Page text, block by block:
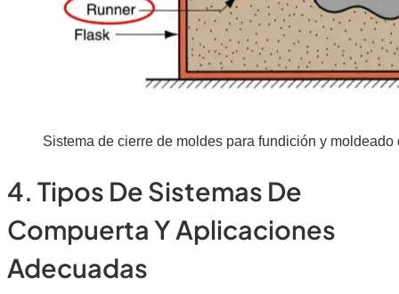
Sistema de cierre de moldes para fundición y moldeado
4. Tipos De Sistemas De
Compuerta Y Aplicaciones
Adecuadas